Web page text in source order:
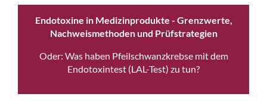
Endotoxine in Medizinprodukte - Grenzwerte,
Nachweismethoden und Prüfstrategien
Oder: Was haben Pfeilschwanzkrebse mit dem
Endotoxintest (LAL-Test) zu tun?